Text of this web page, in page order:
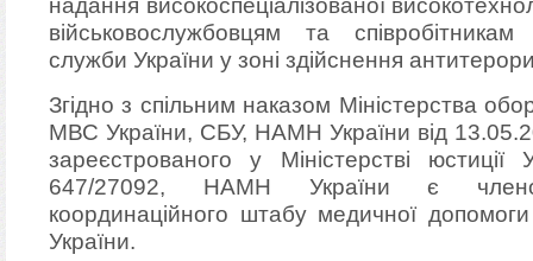
військовослужбовцям та
служби України у зоні здійснення
Згідно з спільним наказом Міністерства
МВС України, СБУ, НАМН України від
зареєстрованого у Міністерстві
647/27092, НАМН України є членом
координаційного штабу медичної
України.